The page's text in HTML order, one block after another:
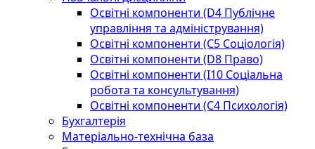
Освітні компоненти (D4 Публічне
управління та адміністрування)
Освітні компоненти (С5 Соціологія)
Освітні компоненти (D8 Право)
Освітні компоненти (I10 Соціальна
робота та консультування)
Освітні компоненти (С4 Психологія)
Бухгалтерія
Матеріально-технічна база